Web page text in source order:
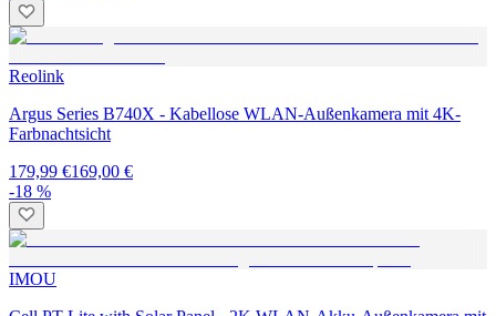
Reolink
Argus Series B740X - Kabellose WLAN-Außenkamera mit 4K-
Farbnachtsicht
179,99 €169,00 €
-18 %
IMOU